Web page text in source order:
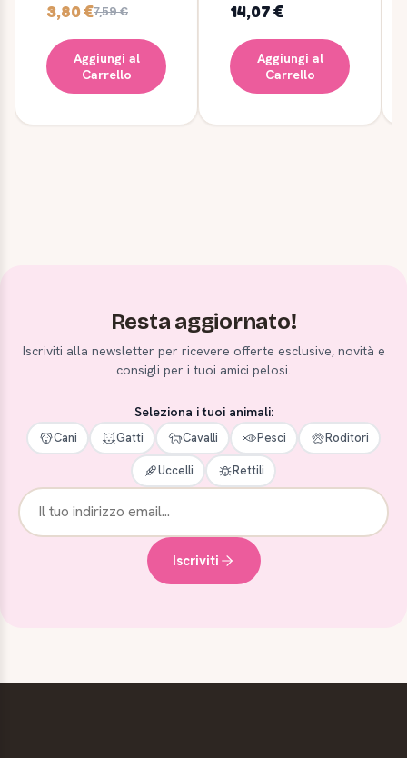
3,80 €7,59 €
Aggiungi al
Carrello
14,07 €
Aggiungi al
Carrello
Resta aggiornato!
Iscriviti alla newsletter per ricevere offerte esclusive, novità e
consigli per i tuoi amici pelosi.
Seleziona i tuoi animali:
Cani Gatti Cavalli Pesci Roditori
Uccelli Rettili
Iscriviti